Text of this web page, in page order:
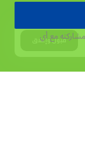
قبول وإغلاق
مع أي